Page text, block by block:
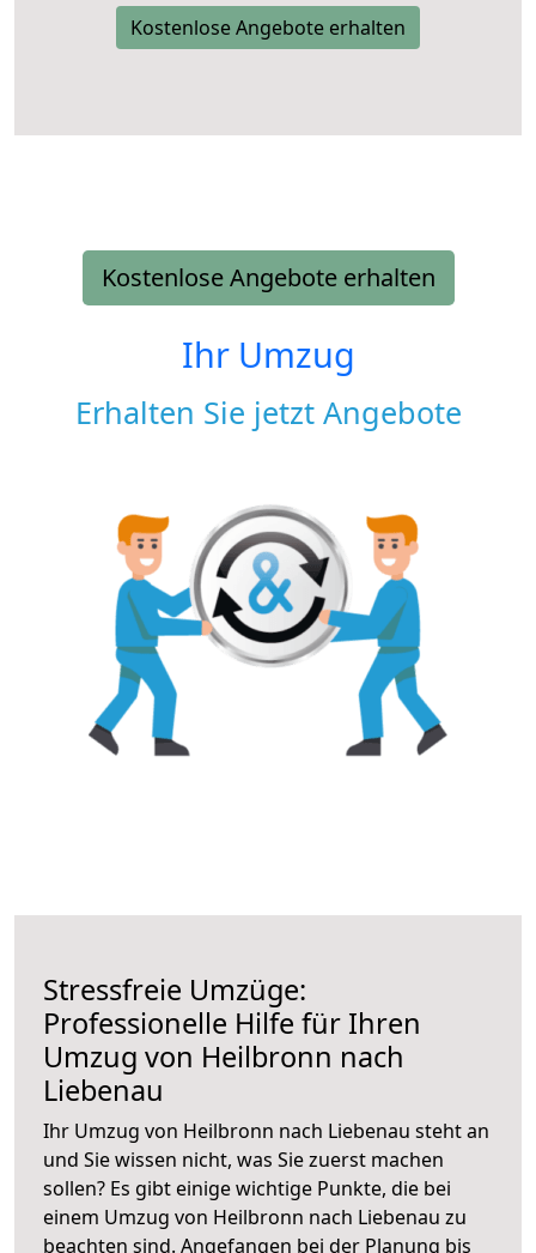
Kostenlose Angebote erhalten
Kostenlose Angebote erhalten
Ihr Umzug
Erhalten Sie jetzt Angebote
Stressfreie Umzüge:
Professionelle Hilfe für Ihren
Umzug von Heilbronn nach
Liebenau
Ihr Umzug von Heilbronn nach Liebenau steht an
und Sie wissen nicht, was Sie zuerst machen
sollen? Es gibt einige wichtige Punkte, die bei
einem Umzug von Heilbronn nach Liebenau zu
beachten sind. Angefangen bei der Planung bis